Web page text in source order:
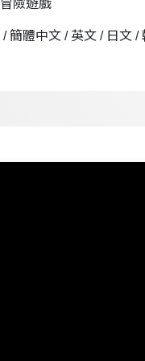
險遊戲
簡體中文 / 英文 / 日文 /